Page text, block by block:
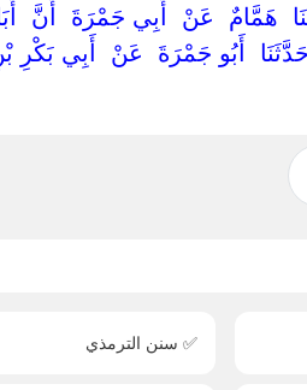
‏هَمَّامٌ ‏ ‏عَنْ ‏ ‏أَبِي جَمْرَةَ ‏ ‏أَنَّ
‏أَبُو جَمْرَةَ ‏ ‏عَنْ ‏ ‏أَبِي بَكْرِ
✅ سنن الترمذي